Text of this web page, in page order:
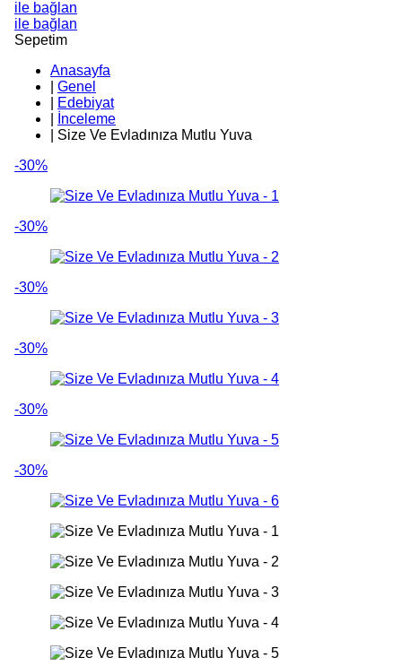
ile bağlan
ile bağlan
Sepetim
Anasayfa
Genel
Edebiyat
İnceleme
Size Ve Evladınıza Mutlu Yuva
-30%
-30%
-30%
-30%
-30%
-30%